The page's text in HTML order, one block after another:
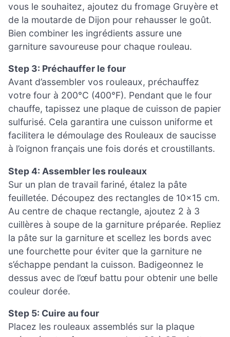
vous le souhaitez, ajoutez du fromage Gruyère et
de la moutarde de Dijon pour rehausser le goût.
Bien combiner les ingrédients assure une
garniture savoureuse pour chaque rouleau.
Step 3: Préchauffer le four
Avant d’assembler vos rouleaux, préchauffez
votre four à 200°C (400°F). Pendant que le four
chauffe, tapissez une plaque de cuisson de papier
sulfurisé. Cela garantira une cuisson uniforme et
facilitera le démoulage des Rouleaux de saucisse
à l’oignon français une fois dorés et croustillants.
Step 4: Assembler les rouleaux
Sur un plan de travail fariné, étalez la pâte
feuilletée. Découpez des rectangles de 10×15 cm.
Au centre de chaque rectangle, ajoutez 2 à 3
cuillères à soupe de la garniture préparée. Repliez
la pâte sur la garniture et scellez les bords avec
une fourchette pour éviter que la garniture ne
s’échappe pendant la cuisson. Badigeonnez le
dessus avec de l’œuf battu pour obtenir une belle
couleur dorée.
Step 5: Cuire au four
Placez les rouleaux assemblés sur la plaque